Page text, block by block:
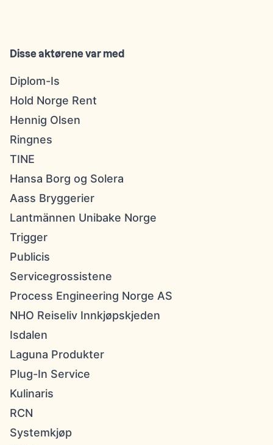
Disse aktørene var med
Diplom-Is
Hold Norge Rent
Hennig Olsen
Ringnes
TINE
Hansa Borg og Solera
Aass Bryggerier
Lantmännen Unibake Norge
Trigger
Publicis
Servicegrossistene
Process Engineering Norge AS
NHO Reiseliv Innkjøpskjeden
Isdalen
Laguna Produkter
Plug-In Service
Kulinaris
RCN
Systemkjøp